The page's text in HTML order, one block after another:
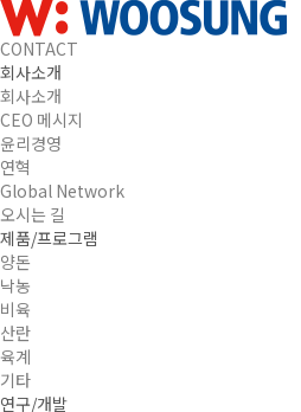
CONTACT
회사소개
회사소개
CEO 메시지
윤리경영
연혁
Global Network
오시는 길
제품/프로그램
양돈
낙농
비육
산란
육계
기타
연구/개발